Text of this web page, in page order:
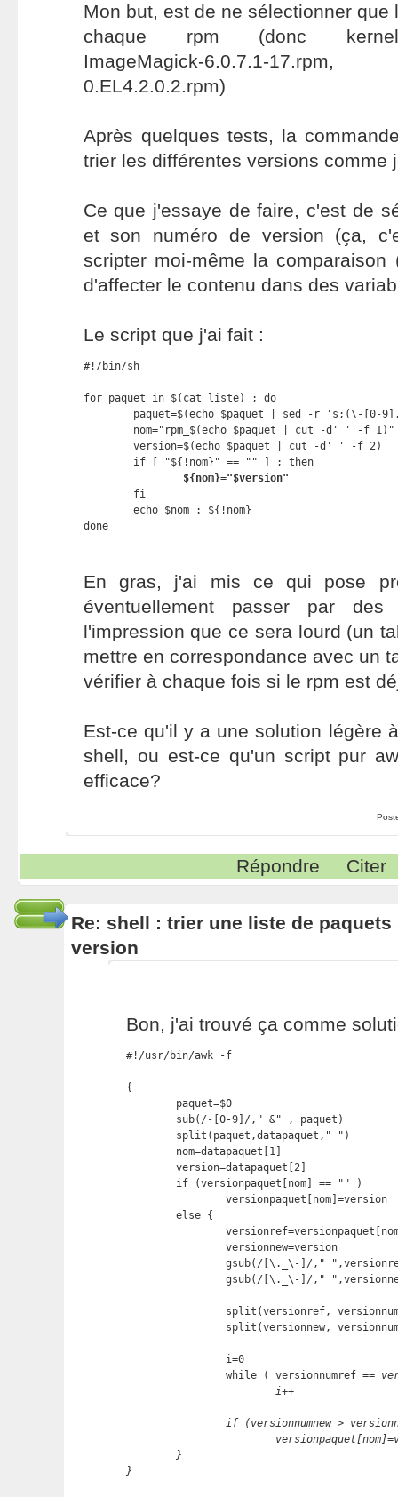
Mon but, est de ne sélectionner que
chaque rpm (donc kernel-
ImageMagick-6.0.7.1-17.rpm,
0.EL4.2.0.2.rpm)
Après quelques tests, la
trier les différentes versions comme
Ce que j'essaye de faire, c'est de
et son numéro de version (ça,
scripter moi-même la
d'affecter le contenu dans des
Le script que j'ai fait :
#!/bin/sh
for paquet in $(cat liste) ; do
paquet=$(echo $paquet | sed -r 's;(\-[0-
        nom="rpm_$(echo $paquet | cut -d' ' -f 1)"
        version=$(echo $paquet | cut -d' ' -f 2)
        if [ "${!nom}" == "" ] ; then
${nom}="$version"
        fi
        echo $nom : ${!nom}
done
En gras, j'ai mis ce qui pose
éventuellement passer par
l'impression que ce sera lourd (un
mettre en correspondance avec un
vérifier à chaque fois si le rpm est
Est-ce qu'il y a une solution légère
shell, ou est-ce qu'un script pur
efficace?
Répondre Citer
Re: shell : trier une liste de
version
Bon, j'ai trouvé ça comme
#!/usr/bin/awk -f
{
        paquet=$0
        sub(/-[0-9]/," &" , paquet)
        split(paquet,datapaquet," ")
        nom=datapaquet[1]
        version=datapaquet[2]
        if (versionpaquet[nom] == "" )
                versionpaquet[nom]=version
        else {
                versionnew=version
gsub(/[\._\-]/,"
gsub(/[\._\-]/,"
split(versionref,
split(versionnew,
                i=0
                while ( versionnumref
==
                        i++
                if (versionnumnew
>
        }
}